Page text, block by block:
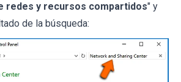
redes y recursos compartidos" y
de la búsqueda: